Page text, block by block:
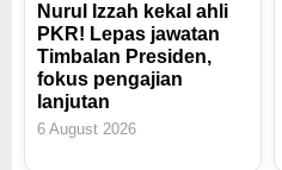
Nurul Izzah kekal ahli
PKR! Lepas jawatan
Timbalan Presiden,
fokus pengajian
lanjutan
6 August 2026